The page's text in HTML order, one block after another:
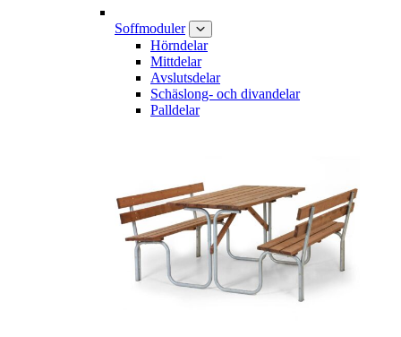
Soffmoduler
Hörndelar
Mittdelar
Avslutsdelar
Schäslong- och divandelar
Palldelar